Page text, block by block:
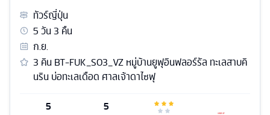
ทัวร์ญี่ปุ่น
5วัน3 คืน
ก.ย.
3 คิน BT-FUK_S03_VZ หมู่บ้านยูฟุอินฟลอร์รัล ทะเลสาบคิ
นริน บ่อทะเลเดือด ศาลเจ้าดาไซฟุ
5
5